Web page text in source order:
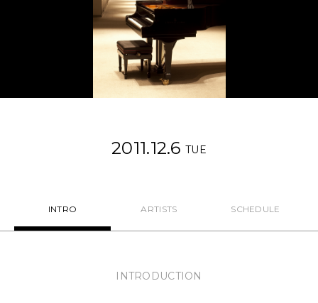
ARCHIVE
NEWS
ABOUT US
2011.12.6 TUE
INTRO ARTISTS SCHEDULE
INTRODUCTION